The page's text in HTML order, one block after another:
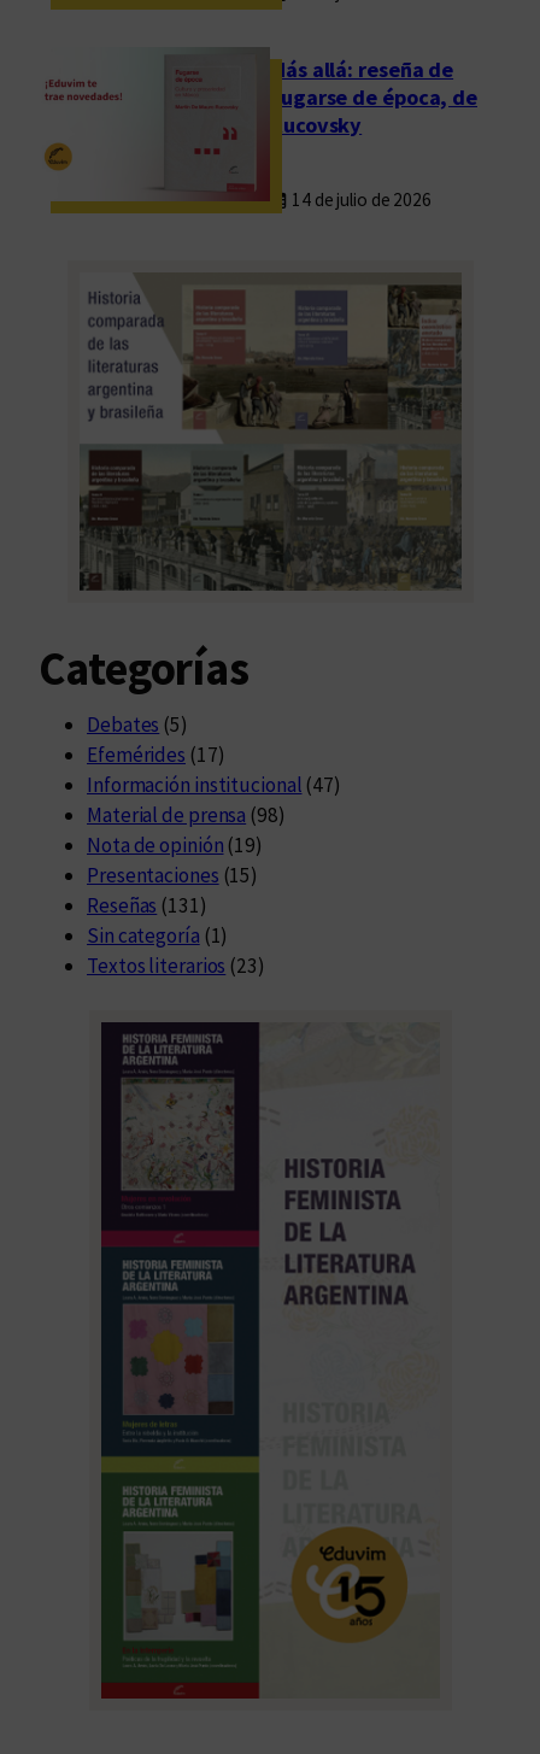
i
c
i
n
d
l
(
o
s
)
é
n
e
r
o
(
s
)
Más allá: reseña de
Fugarse de época, de
Rucovsky
14 de julio de 2026
Categorías
Debates (5)
Efemérides (17)
Información institucional (47)
Material de prensa (98)
Nota de opinión (19)
Presentaciones (15)
Reseñas (131)
Sin categoría (1)
Textos literarios (23)